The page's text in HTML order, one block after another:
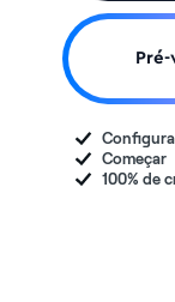
Começar
100% de